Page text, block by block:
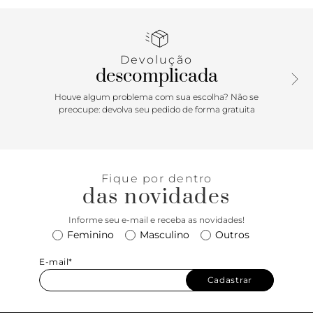
Devolução
descomplicada
Houve algum problema com sua escolha? Não se
preocupe: devolva seu pedido de forma gratuita
Fique por dentro
das novidades
Informe seu e-mail e receba as novidades!
Feminino Masculino Outros
E-mail*
Cadastrar